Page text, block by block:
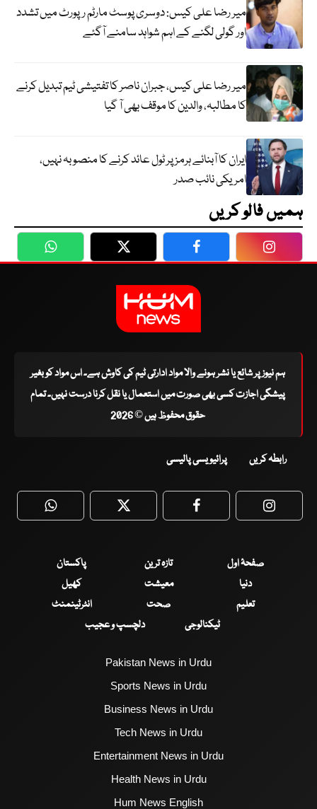
میر رضا علی کیس: دوسری پوسٹ مارٹم رپورٹ میں تشدد
اور گولی لگنے کے اہم شواہد سامنے آگئے
میر رضا علی کیس، جبران ناصر کا تفتیشی ٹیم تبدیل کرنے
کا مطالبہ، والدین کا موقف بھی آ گیا
ایران کا آبنائے ہرمز پر ٹول عائد کرنے کا منصوبہ نہیں،
امریکی نائب صدر
ہمیں فالو کریں
WhatsApp Twitter Facebook
ہم نیوز پر شائع یا نشر ہونے والا مواد ادارتی ٹیم کی کاوش ہے۔ اس مواد کو بغیر
پیشگی اجازت کسی بھی صورت میں استعمال یا نقل کرنا درست نہیں۔ تمام
حقوق محفوظ ہیں © 2026
رابطہ کریں پرائیویسی پالیسی
WhatsApp Twitter Facebook
صفحۂ اول تازہ ترین
پاکستان
دنیا
معیشت
کھیل
تعلیم
صحت
انٹرٹینمنٹ
ٹیکنالوجی
دلچسپ و عجیب
Pakistan News in Urdu
Sports News in Urdu
Business News in Urdu
Tech News in Urdu
Entertainment News in Urdu
Health News in Urdu
Hum News English